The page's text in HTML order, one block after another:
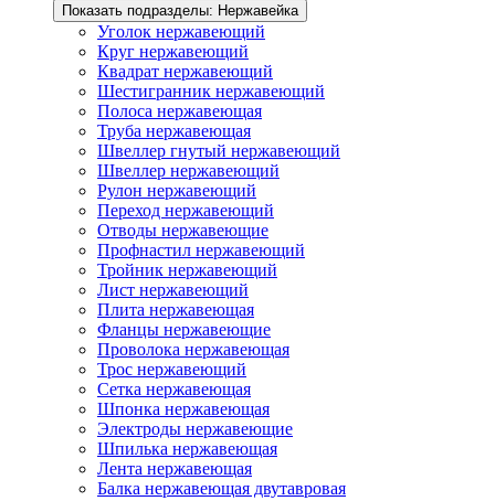
Показать подразделы: Нержавейка
Уголок нержавеющий
Круг нержавеющий
Квадрат нержавеющий
Шестигранник нержавеющий
Полоса нержавеющая
Труба нержавеющая
Швеллер гнутый нержавеющий
Швеллер нержавеющий
Рулон нержавеющий
Переход нержавеющий
Отводы нержавеющие
Профнастил нержавеющий
Тройник нержавеющий
Лист нержавеющий
Плита нержавеющая
Фланцы нержавеющие
Проволока нержавеющая
Трос нержавеющий
Сетка нержавеющая
Шпонка нержавеющая
Электроды нержавеющие
Шпилька нержавеющая
Лента нержавеющая
Балка нержавеющая двутавровая